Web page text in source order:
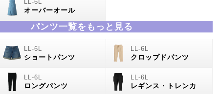
オーバーオール
パンツ一覧をもっと見る
ショートパンツ クロップドパンツ
ロングパンツ レギンス・トレンカ